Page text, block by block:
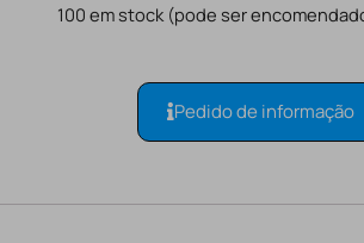
100 em stock (pode ser
Pedido de informação